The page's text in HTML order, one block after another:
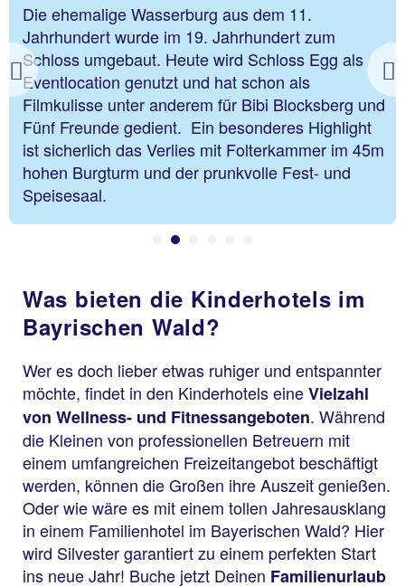
Previous
Wer in den Sommermonaten mal eine Abkühlung
braucht, ist im Naturbad Spiegelau bestens
aufgehoben. Ganz ohne Chlor und chemische
Aufbereitung kann hier nach Herzenslust in
natürlich angelegten Becken geplanscht werden.
Den Besuchern steht ein 25 Meter
Schwimmbecken mit Rutsche zur Verfügung. Die
Kleinsten Besucher freuen sich über einen
großzügigen Kleinkindbereich.
Was bieten die Kinderhotels im
Bayrischen Wald?
Wer es doch lieber etwas ruhiger und entspannter
möchte, findet in den Kinderhotels eineVielzahl
von Wellness- und Fitnessangeboten. Während
die Kleinen von professionellen Betreuern mit
einem umfangreichen Freizeitangebot beschäftigt
werden, können die Großen ihre Auszeit genießen.
Oder wie wäre es mit einem tollen Jahresausklang
in einem Familienhotel im Bayerischen Wald? Hier
wird Silvester garantiert zu einem perfekten Start
ins neue Jahr! Buche jetzt Deinen Familienurlaub